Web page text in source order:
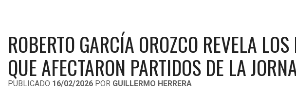
ROBERTO GARCÍA OROZCO REVELA
QUE AFECTARON PARTIDOS DE LA
PUBLICADO 16/02/2026 POR GUILLERMO HERRERA